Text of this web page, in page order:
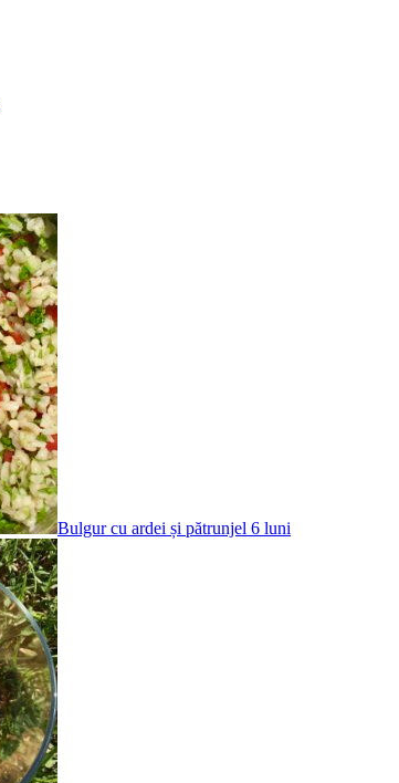
Bulgur cu ardei și pătrunjel 6 luni